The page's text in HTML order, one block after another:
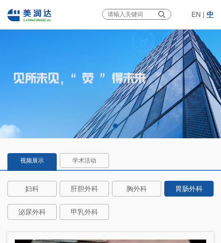
EN | 中
视频展示 学术活动
妇科 肝胆外科 胸外科 胃肠外科
泌尿外科 甲乳外科